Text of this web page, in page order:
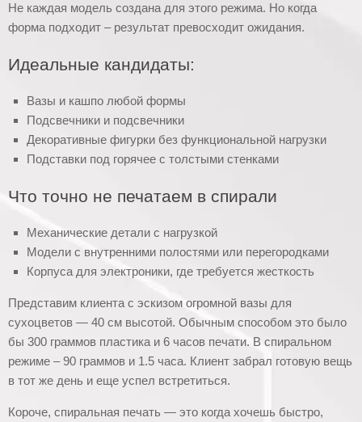
Не каждая модель создана для этого режима. Но когда
форма подходит – результат превосходит ожидания.
Идеальные кандидаты:
Вазы и кашпо любой формы
Подсвечники и подсвечники
Декоративные фигурки без функциональной нагрузки
Подставки под горячее с толстыми стенками
Что точно не печатаем в спирали
Механические детали с нагрузкой
Модели с внутренними полостями или перегородками
Корпуса для электроники, где требуется жесткость
Представим клиента с эскизом огромной вазы для
сухоцветов — 40 см высотой. Обычным способом это было
бы 300 граммов пластика и 6 часов печати. В спиральном
режиме – 90 граммов и 1.5 часа. Клиент забрал готовую вещь
в тот же день и еще успел встретиться.
Короче, спиральная печать — это когда хочешь быстро,